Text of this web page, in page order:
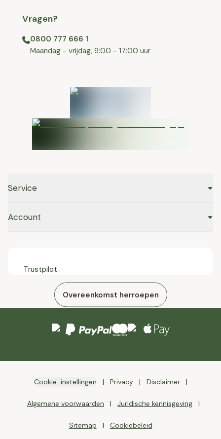
Vragen?
0800 777 666 1
⁠⁠Maandag - vrijdag, 9:00 - 17:00 uur
Service
Account
Trustpilot
Overeenkomst herroepen
Cookie-instellingen Privacy Disclaimer
Algemene voorwaarden Juridische kennisgeving
Sitemap Cookiebeleid